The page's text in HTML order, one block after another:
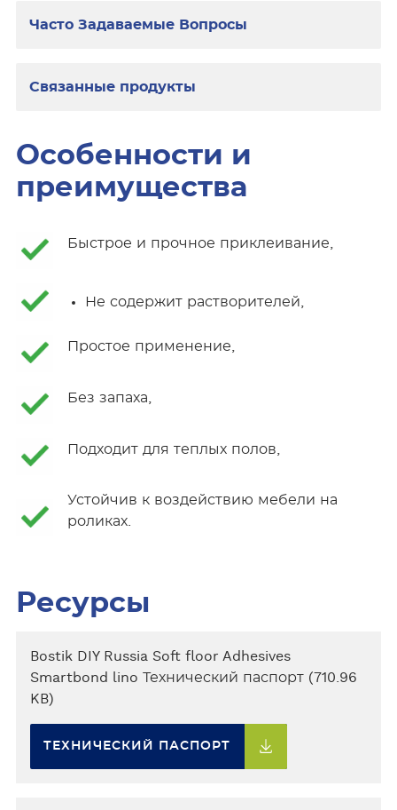
Часто Задаваемые Вопросы
Связанные продукты
Особенности и
преимущества
Быстрое и прочное приклеивание,
Не содержит растворителей,
Простое применение,
Без запаха,
Подходит для теплых полов,
Устойчив к воздействию мебели на
роликах.
Ресурсы
Bostik DIY Russia Soft floor Adhesives
Smartbond lino Технический паспорт (710.96
KB)
ТЕХНИЧЕСКИЙ ПАСПОРТ